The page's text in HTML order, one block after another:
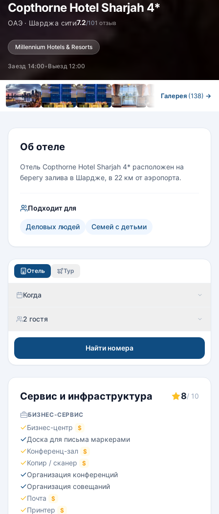
Copthorne Hotel Sharjah 4*
ОАЭ · Шарджа сити7.2/101 отзыв
Millennium Hotels & Resorts
Заезд 14:00• Выезд 12:00
Галерея (138) →
Об отеле
Отель Copthorne Hotel Sharjah 4* расположен на
берегу залива в Шардже, в 22 км от аэропорта.
Подходит для
Деловых людей Семей с детьми
Отель Тур
Когда
2 гостя
Найти номера
Сервис и инфраструктура 8/ 10
БИЗНЕС-СЕРВИС
Бизнес-центр $
Доска для письма маркерами
Конференц-зал
$
Копир / сканер $
Организация конференций
Организация совещаний
Почта
$
Принтер $